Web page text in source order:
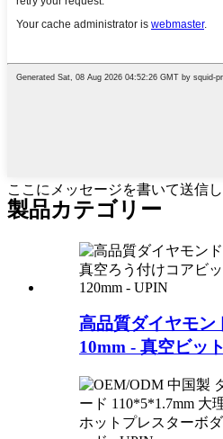
ここにメッセージを書いて送信
製品カテゴリー
高品質ダイヤモン
10mm - 真空ビット